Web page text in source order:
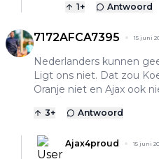
1+ Antwoord
7172AFCA7395 15 juni
Nederlanders kunnen
Ligt ons niet. Dat zou
Oranje niet en Ajax ook
3+ Antwoord
Ajax4proud 15 juni